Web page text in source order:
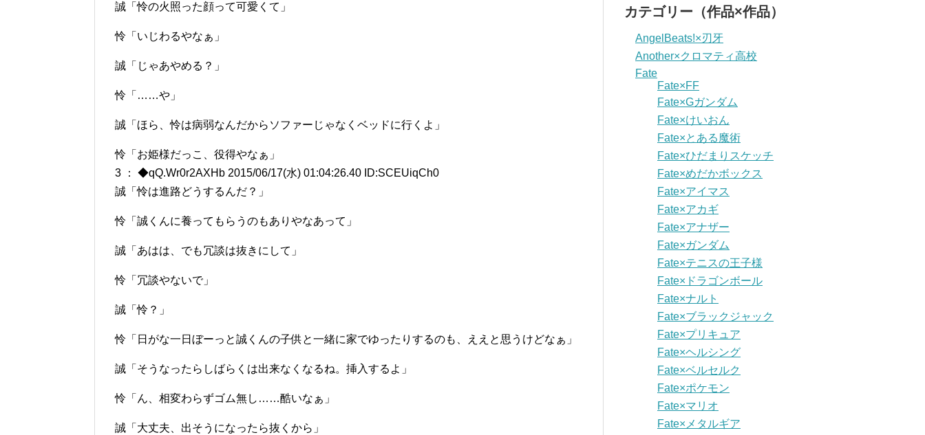
誠「怜の火照った顔って可愛くて」
怜「いじわるやなぁ」
誠「じゃあやめる？」
怜「……や」
誠「ほら、怜は病弱なんだからソファーじゃなくベッドに行くよ」
怜「お姫様だっこ、役得やなぁ」
3 ： ◆qQ.Wr0r2AXHb 2015/06/17(水) 01:04:26.40 ID:SCEUiqCh0
誠「怜は進路どうするんだ？」
怜「誠くんに養ってもらうのもありやなあって」
誠「あはは、でも冗談は抜きにして」
怜「冗談やないで」
誠「怜？」
怜「日がな一日ぼーっと誠くんの子供と一緒に家でゆったりするのも、ええと思うけどなぁ」
誠「そうなったらしばらくは出来なくなるね。挿入するよ」
怜「ん、相変わらずゴム無し……酷いなぁ」
誠「大丈夫、出そうになったら抜くから」
カテゴリー（作品×作品）
AngelBeats!×刃牙
Another×クロマティ高校
Fate
Fate×FF
Fate×Gガンダム
Fate×けいおん
Fate×とある魔術
Fate×ひだまりスケッチ
Fate×めだかボックス
Fate×アイマス
Fate×アカギ
Fate×アナザー
Fate×ガンダム
Fate×テニスの王子様
Fate×ドラゴンボール
Fate×ナルト
Fate×ブラックジャック
Fate×プリキュア
Fate×ヘルシング
Fate×ベルセルク
Fate×ポケモン
Fate×マリオ
Fate×メタルギア